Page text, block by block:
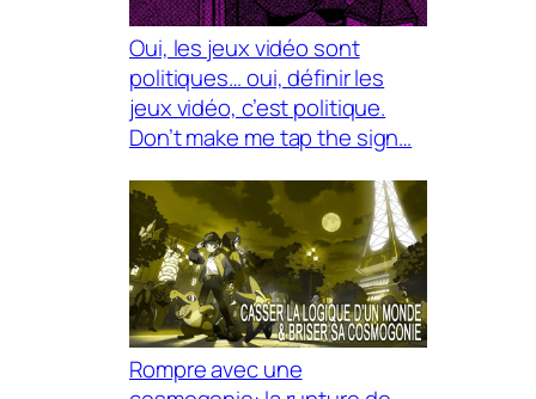
Oui, les jeux vidéo sont
politiques… oui, définir les
jeux vidéo, c’est politique.
Don’t make me tap the sign…
Rompre avec une